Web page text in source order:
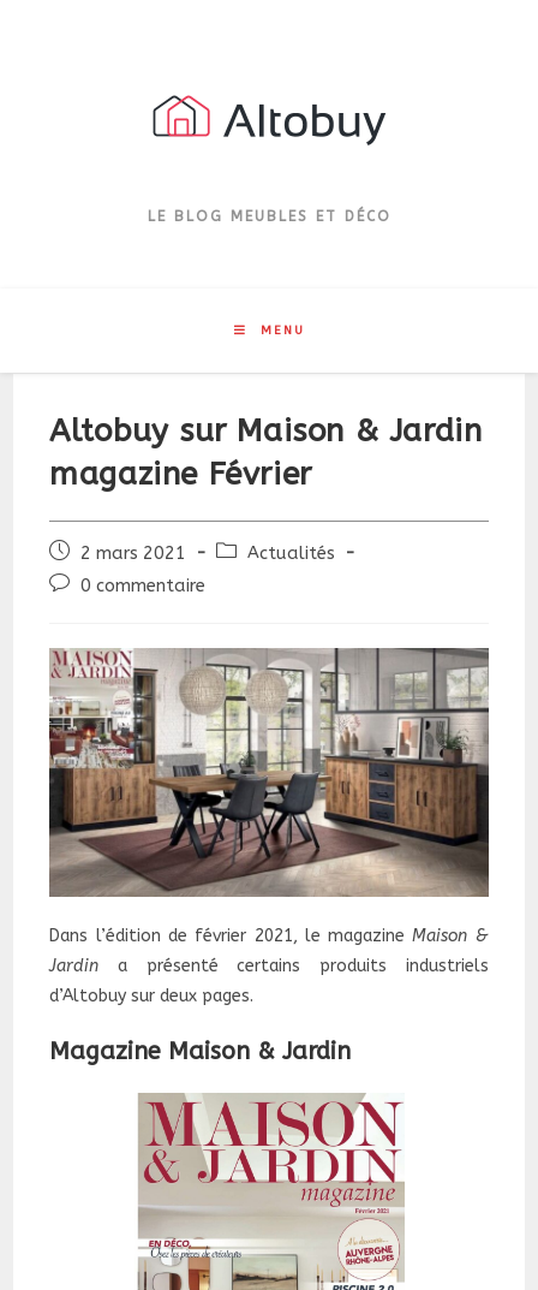
LE BLOG MEUBLES ET DÉCO
MENU
Altobuy sur Maison & Jardin
magazine Février
Publication
publiée :
2 mars 2021
PostActualités
Commentaires
publication :
0 commentaire
Dans l’édition de février 2021, le magazineMaison &
Jardin a présenté certains produits industriels
d’Altobuy sur deux pages.
Magazine Maison & Jardin